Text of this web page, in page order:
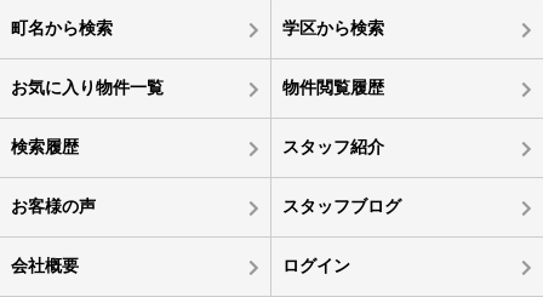
町名から検索 学区から検索
お気に入り物件一覧 物件閲覧履歴
検索履歴 スタッフ紹介
お客様の声 スタッフブログ
会社概要 ログイン